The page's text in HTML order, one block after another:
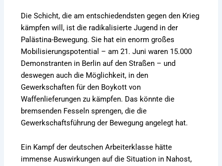
Die Schicht, die am entschiedendsten gegen den Krieg
kämpfen will, ist die radikalisierte Jugend in der
Palästina-Bewegung. Sie hat ein enorm großes
Mobilisierungspotential – am 21. Juni waren 15.000
Demonstranten in Berlin auf den Straßen – und
deswegen auch die Möglichkeit, in den
Gewerkschaften für den Boykott von
Waffenlieferungen zu kämpfen. Das könnte die
bremsenden Fesseln sprengen, die die
Gewerkschaftsführung der Bewegung angelegt hat.
Ein Kampf der deutschen Arbeiterklasse hätte
immense Auswirkungen auf die Situation in Nahost,